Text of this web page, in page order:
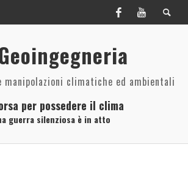
climatiche ed ambientali
per possedere il clima
guerra silenziosa è in atto